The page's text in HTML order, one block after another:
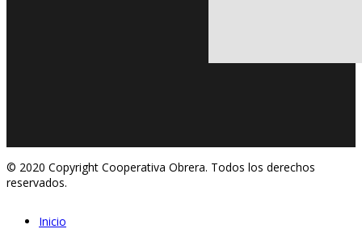
© 2020 Copyright Cooperativa Obrera. Todos los derechos
reservados.
Inicio